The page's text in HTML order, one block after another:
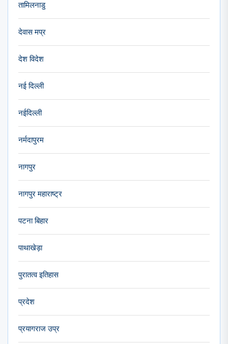
तामिलनाडु
देवास मप्र
देश विदेश
नई दिल्ली
नईदिल्ली
नर्मदापुरम
नागपुर
नागपुर महाराष्ट्र
पटना बिहार
पाथाखेड़ा
पुरातत्व इतिहास
प्रदेश
प्रयागराज उप्र